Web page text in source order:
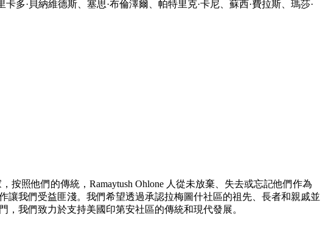
多·貝納維德斯、塞思·布倫澤爾、帕特里克·卡尼、蘇西·費拉斯、瑪莎·
照他們的傳統，Ramaytush Ohlone 人從未放棄、失去或忘記他們作為
我們受益匪淺。我們希望透過承認​​拉梅圖什社區的祖先、長者和親戚並
我們致力於支持美國印第安社區的傳統和現代發展。